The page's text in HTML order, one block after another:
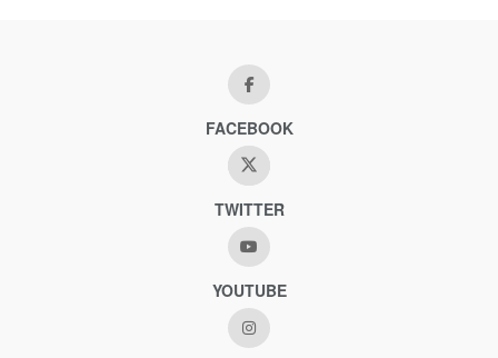
FACEBOOK
TWITTER
YOUTUBE